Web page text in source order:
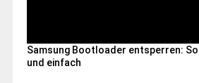
Samsung Bootloader entsperren:
und einfach